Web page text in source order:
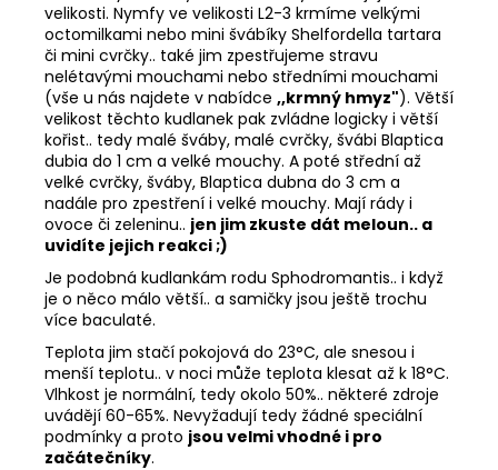
velikosti. Nymfy ve velikosti L2-3 krmíme velkými
octomilkami nebo mini švábíky Shelfordella tartara
či mini cvrčky.. také jim zpestřujeme stravu
nelétavými mouchami nebo středními mouchami
(vše u nás najdete v nabídce ,,krmný hmyz"). Větší
velikost těchto kudlanek pak zvládne logicky i větší
kořist.. tedy malé šváby, malé cvrčky, švábi Blaptica
dubia do 1 cm a velké mouchy. A poté střední až
velké cvrčky, šváby, Blaptica dubna do 3 cm a
nadále pro zpestření i velké mouchy. Mají rády i
ovoce či zeleninu.. jen jim zkuste dát meloun.. a
uvidíte jejich reakci ;)
Je podobná kudlankám rodu Sphodromantis.. i když
je o něco málo větší.. a samičky jsou ještě trochu
více baculaté.
Teplota jim stačí pokojová do 23°C, ale snesou i
menší teplotu.. v noci může teplota klesat až k 18°C.
Vlhkost je normální, tedy okolo 50%.. některé zdroje
uvádějí 60-65%. Nevyžadují tedy žádné speciální
podmínky a proto jsou velmi vhodné i pro
začátečníky.